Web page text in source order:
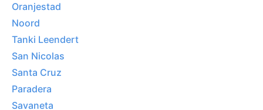
Oranjestad
Noord
Tanki Leendert
San Nicolas
Santa Cruz
Paradera
Savaneta